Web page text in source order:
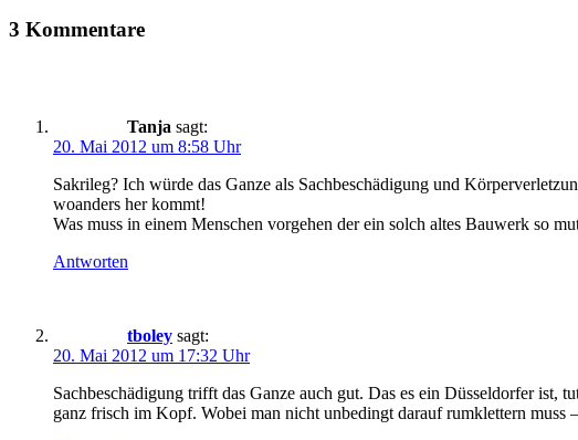
3 Kommentare
Tanja sagt:
20. Mai 2012 um 8:58 Uhr
Sakrileg? Ich würde das Ganze als Sachbeschädigung und
woanders her kommt!
Was muss in einem Menschen vorgehen der ein solch altes Bauwerk so
Antworten
tboley sagt:
20. Mai 2012 um 17:32 Uhr
Sachbeschädigung trifft das Ganze auch gut. Das es ein Düsseldorfer
ganz frisch im Kopf. Wobei man nicht unbedingt darauf rumklettern muss